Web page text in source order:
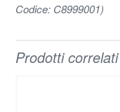
Codice: C8999001)
Prodotti correlati